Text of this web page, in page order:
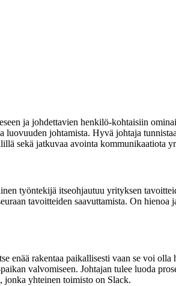
ja johdettavien henkilö-kohtaisiin
luovuuden johtamista. Hyvä johtaja
sekä jatkuvaa avointa kommunikaatiota
työntekijä itseohjautuu yrityksen
tavoitteiden saavuttamista. On hienoa
rakentaa paikallisesti vaan se voi
valvomiseen. Johtajan tulee luoda
jonka yhteinen toimisto on Slack.